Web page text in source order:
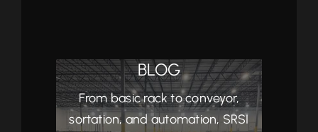
BLOG
From basic rack to conveyor,
sortation, and automation, SRSI